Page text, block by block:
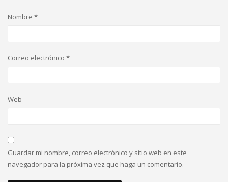
Nombre *
Correo electrónico *
Web
Guardar mi nombre, correo electrónico y sitio web en este
navegador para la próxima vez que haga un comentario.